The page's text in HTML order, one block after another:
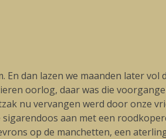
dan lazen we maanden later vol
oorlog, daar was die
nu vervangen werd door onze
aan met een
op de manchetten, een